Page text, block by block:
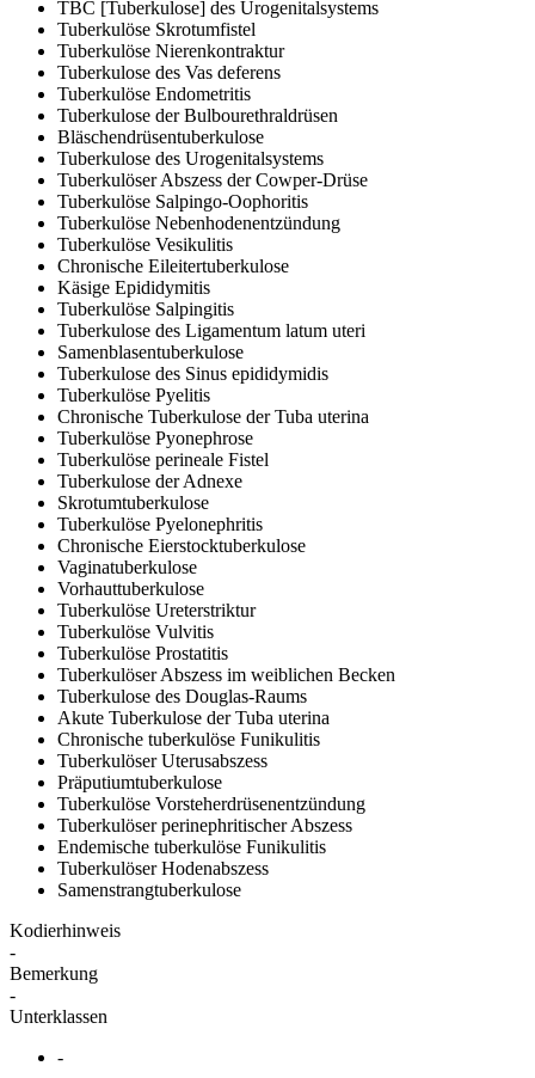
TBC [Tuberkulose] des Urogenitalsystems
Tuberkulöse Skrotumfistel
Tuberkulöse Nierenkontraktur
Tuberkulose des Vas deferens
Tuberkulöse Endometritis
Tuberkulose der Bulbourethraldrüsen
Bläschendrüsentuberkulose
Tuberkulose des Urogenitalsystems
Tuberkulöser Abszess der Cowper-Drüse
Tuberkulöse Salpingo-Oophoritis
Tuberkulöse Nebenhodenentzündung
Tuberkulöse Vesikulitis
Chronische Eileitertuberkulose
Käsige Epididymitis
Tuberkulöse Salpingitis
Tuberkulose des Ligamentum latum uteri
Samenblasentuberkulose
Tuberkulose des Sinus epididymidis
Tuberkulöse Pyelitis
Chronische Tuberkulose der Tuba uterina
Tuberkulöse Pyonephrose
Tuberkulöse perineale Fistel
Tuberkulose der Adnexe
Skrotumtuberkulose
Tuberkulöse Pyelonephritis
Chronische Eierstocktuberkulose
Vaginatuberkulose
Vorhauttuberkulose
Tuberkulöse Ureterstriktur
Tuberkulöse Vulvitis
Tuberkulöse Prostatitis
Tuberkulöser Abszess im weiblichen Becken
Tuberkulose des Douglas-Raums
Akute Tuberkulose der Tuba uterina
Chronische tuberkulöse Funikulitis
Tuberkulöser Uterusabszess
Präputiumtuberkulose
Tuberkulöse Vorsteherdrüsenentzündung
Tuberkulöser perinephritischer Abszess
Endemische tuberkulöse Funikulitis
Tuberkulöser Hodenabszess
Samenstrangtuberkulose
Kodierhinweis
-
Bemerkung
-
Unterklassen
-